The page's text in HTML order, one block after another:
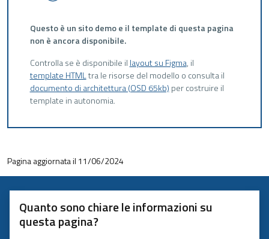
Questo è un sito demo e il template di questa pagina
non è ancora disponibile.
Controlla se è disponibile il layout su Figma, il
template HTMLtra le risorse del modello o consulta il
documento di architettura (OSD 65kb) per costruire il
template in autonomia.
Pagina aggiornata il 11/06/2024
Quanto sono chiare le informazioni su
questa pagina?